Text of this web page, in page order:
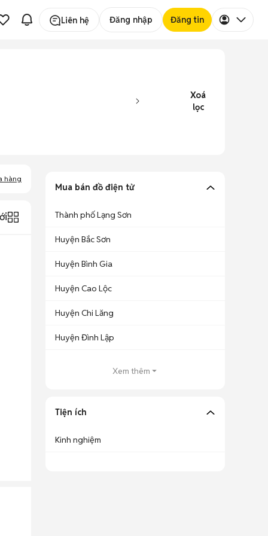
Liên hệ Đăng nhập Đăng tin
Xoá
lọc
hàng
Mua bán đồ điện tử
Thành phố Lạng Sơn
Huyện Bắc Sơn
Huyện Bình Gia
Huyện Cao Lộc
Huyện Chi Lăng
Huyện Đình Lập
Xem thêm
Tiện ích
Kinh nghiệm